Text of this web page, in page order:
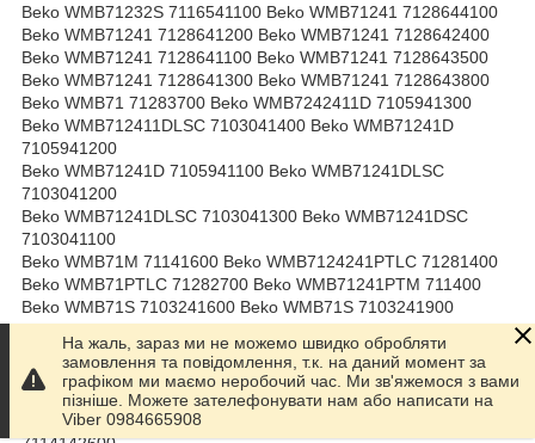
Beko WMB71232S 7116541100 Beko WMB71241 7128644100
Beko WMB71241 7128641200 Beko WMB71241 7128642400
Beko WMB71241 7128641100 Beko WMB71241 7128643500
Beko WMB71241 7128641300 Beko WMB71241 7128643800
Beko WMB71 71283700 Beko WMB7242411D 7105941300
Beko WMB712411DLSC 7103041400 Beko WMB71241D
7105941200
Beko WMB71241D 7105941100 Beko WMB71241DLSC
7103041200
Beko WMB71241DLSC 7103041300 Beko WMB71241DSC
7103041100
Beko WMB71M 71141600 Beko WMB7124241PTLC 71281400
Beko WMB71PTLC 71282700 Beko WMB71241PTM 711400
Beko WMB71S 7103241600 Beko WMB71S 7103241900
Beko WMB71S 7103241100 Beko WMB71S 7103241300
Beko WMB71242 7128642500 Beko WMB71242M 7313130001
Beko WMB71242M 7114141900 Beko WMB71242MBL
7128141200
Beko WMB71242MS 7313130003 Beko WMB71242PLPTLMA
На жаль, зараз ми не можемо швидко обробляти
замовлення та повідомлення, т.к. на даний момент за
графіком ми маємо неробочий час. Ми зв'яжемося з вами
пізніше. Можете зателефонувати нам або написати на
Viber 0984665908